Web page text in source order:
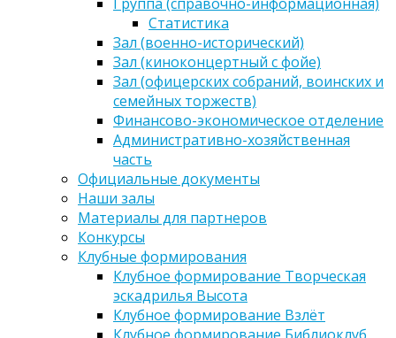
Статистика
Зал (военно-исторический)
Зал (киноконцертный с фойе)
Зал (офицерских собраний, воинских и
семейных торжеств)
Финансово-экономическое отделение
Административно-хозяйственная
часть
Официальные документы
Наши залы
Материалы для партнеров
Конкурсы
Клубные формирования
Клубное формирование Творческая
эскадрилья Высота
Клубное формирование Взлёт